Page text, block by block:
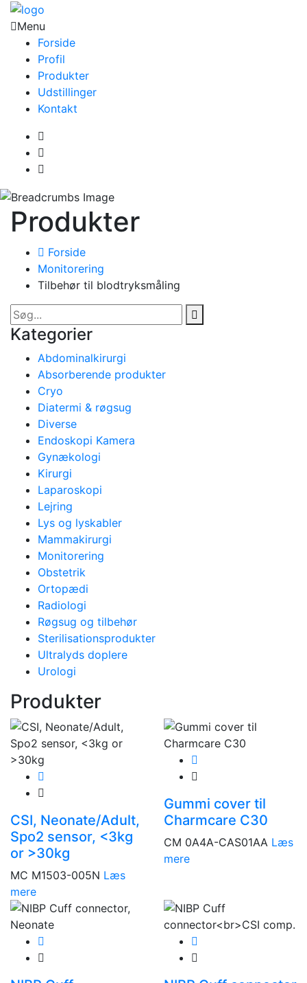
Menu
Forside
Profil
Produkter
Udstillinger
Kontakt
Produkter
Forside
Monitorering
Tilbehør til blodtryksmåling
Produkter
CSI, Neonate/Adult,
Spo2 sensor, <3kg
or >30kg
MC M1503-005N Læs
mere
Gummi cover til
Charmcare C30
CM 0A4A-CAS01AA Læs
mere
Kategorier
Abdominalkirurgi
Absorberende produkter
Cryo
Diatermi & røgsug
Diverse
Endoskopi Kamera
Gynækologi
Kirurgi
Laparoskopi
Lejring
Lys og lyskabler
Mammakirurgi
Monitorering
Obstetrik
Ortopædi
Radiologi
Røgsug og tilbehør
Sterilisationsprodukter
Ultralyds doplere
Urologi